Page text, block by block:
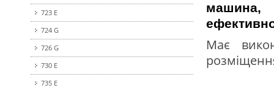
723 E
724 G
726 G
730 E
735 E
Має